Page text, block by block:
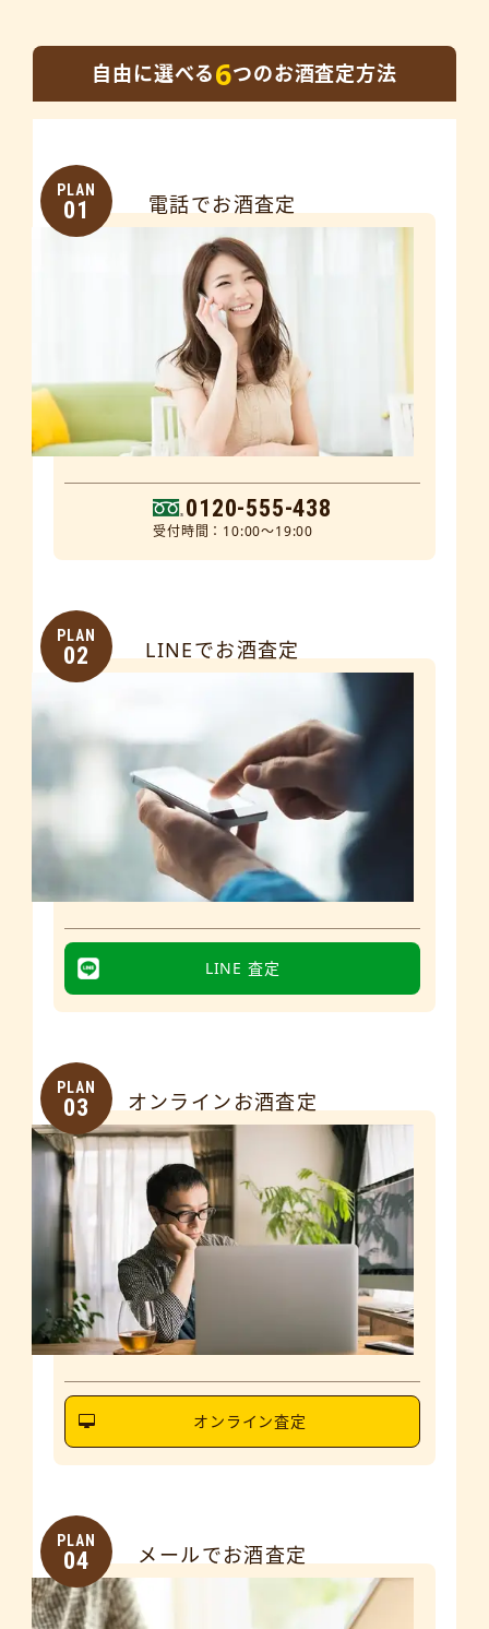
自由に選べる6つのお酒査定方法
PLAN
01 電話でお酒査定
0120-555-438
受付時間：10:00～19:00
PLAN
02 LINEでお酒査定
LINE 査定
PLAN
03 オンラインお酒査定
オンライン査定
PLAN
04 メールでお酒査定